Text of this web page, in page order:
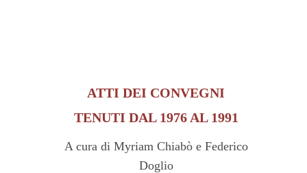
ATTI DEI CONVEGNI
TENUTI DAL 1976 AL 1991
A cura di Myriam Chiabò e Federico
Doglio